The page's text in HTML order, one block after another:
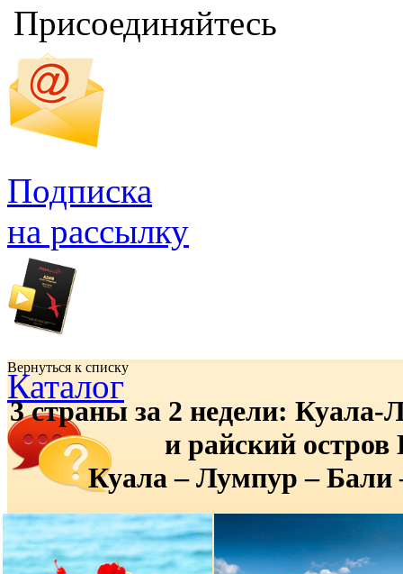
Присоединяйтесь
Подписка
на рассылку
Каталог
Вопрос/ответ
Вернуться к списку
3 страны за 2 недели:
и райский остров
Куала – Лумпур – Бали